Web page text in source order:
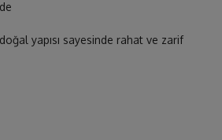
yapısı sayesinde rahat ve zarif